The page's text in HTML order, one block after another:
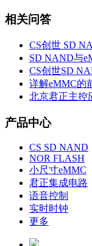
相关问答
CS创世 SD
SD NAND与
CS创世SD
详解eMMC的
北京君正主控
产品中心
CS SD NAND
NOR FLASH
小尺寸eMMC
君正集成电路
语音控制
实时时钟
更多